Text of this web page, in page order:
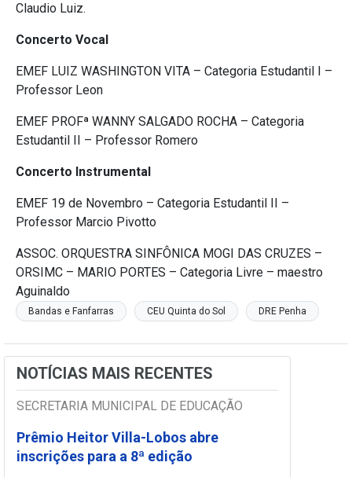
Claudio Luiz.
Concerto Vocal
EMEF LUIZ WASHINGTON VITA – Categoria Estudantil I –
Professor Leon
EMEF PROFª WANNY SALGADO ROCHA – Categoria
Estudantil II – Professor Romero
Concerto Instrumental
EMEF 19 de Novembro – Categoria Estudantil II –
Professor Marcio Pivotto
ASSOC. ORQUESTRA SINFÔNICA MOGI DAS CRUZES –
ORSIMC – MARIO PORTES – Categoria Livre – maestro
Aguinaldo
Bandas e Fanfarras CEU Quinta do Sol DRE Penha
NOTÍCIAS MAIS RECENTES
SECRETARIA MUNICIPAL DE EDUCAÇÃO
Prêmio Heitor Villa-Lobos abre
inscrições para a 8ª edição